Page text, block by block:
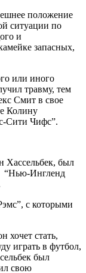
положение
ситуации по
и
запасных,
или иного
травму, тем
Смит в свое
Колину
Сити Чифс”.
Хассельбек, был
“Нью-Ингленд
с которыми
хочет стать,
играть в футбол,
был
свою